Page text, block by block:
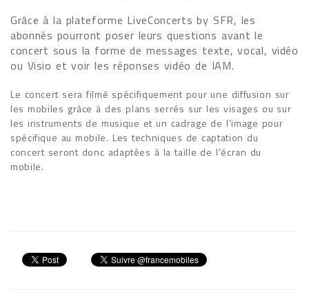
Grâce à la plateforme LiveConcerts by SFR, les
abonnés pourront poser leurs questions avant le
concert sous la forme de messages texte, vocal, vidéo
ou Visio et voir les réponses vidéo de IAM.
Le concert sera filmé spécifiquement pour une diffusion sur
les mobiles grâce à des plans serrés sur les visages ou sur
les instruments de musique et un cadrage de l'image pour
spécifique au mobile. Les techniques de captation du
concert seront donc adaptées à la taille de l'écran du
mobile.